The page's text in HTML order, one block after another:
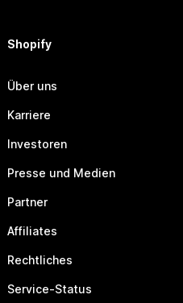
Shopify
Über uns
Karriere
Investoren
Presse und Medien
Partner
Affiliates
Rechtliches
Service-Status